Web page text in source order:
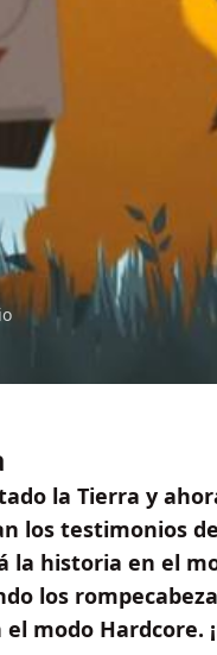
la Tierra y
los testimonios
la historia en el
los
modo Hardcore.